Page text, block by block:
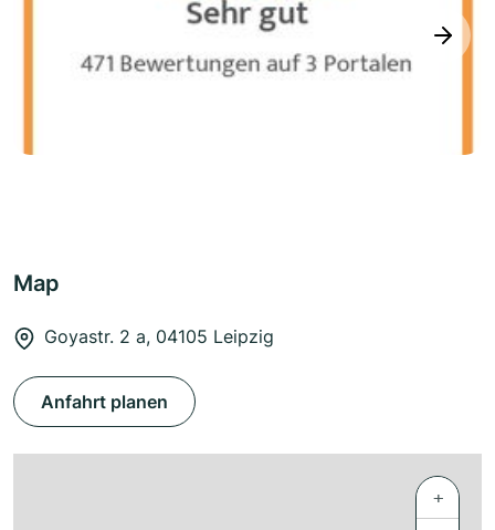
next
Map
Goyastr. 2 a, 04105 Leipzig
Anfahrt planen
+